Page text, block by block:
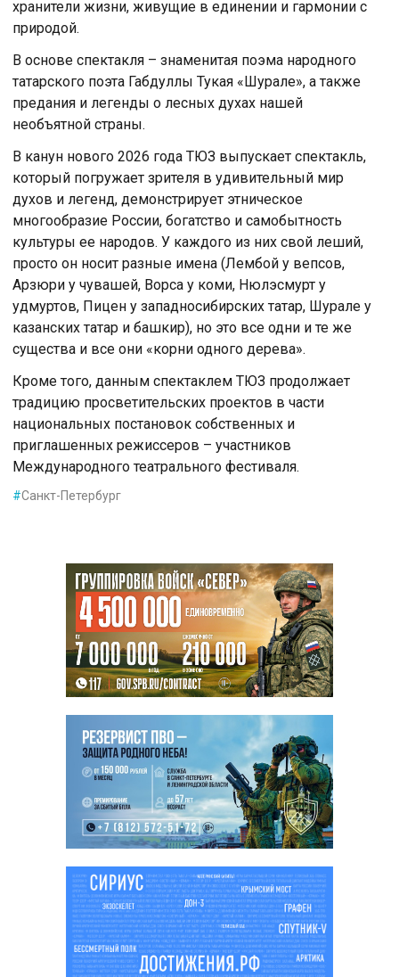
хранители жизни, живущие в единении и гармонии с
природой.
В основе спектакля – знаменитая поэма народного
татарского поэта Габдуллы Тукая «Шурале», а также
предания и легенды о лесных духах нашей
необъятной страны.
В канун нового 2026 года ТЮЗ выпускает спектакль,
который погружает зрителя в удивительный мир
духов и легенд, демонстрирует этническое
многообразие России, богатство и самобытность
культуры ее народов. У каждого из них свой леший,
просто он носит разные имена (Лембой у вепсов,
Арзюри у чувашей, Ворса у коми, Нюлэсмурт у
удмуртов, Пицен у западносибирских татар, Шурале у
казанских татар и башкир), но это все одни и те же
существа и все они «корни одного дерева».
Кроме того, данным спектаклем ТЮЗ продолжает
традицию просветительских проектов в части
национальных постановок собственных и
приглашенных режиссеров – участников
Международного театрального фестиваля.
#Санкт-Петербург